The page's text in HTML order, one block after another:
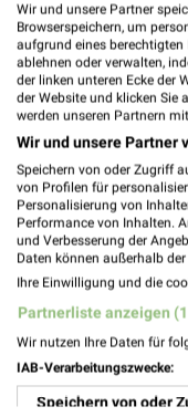
Weitere
5 Geschäfte
Wir und unsere Partner
Browserspeichern, um
aufgrund eines berechtigten
ablehnen oder verwalten,
der linken unteren Ecke der
der Website und klicken Sie
werden unseren Partnern
Wir und unsere Partner
Speichern von oder Zugriff
von Profilen für
Personalisierung von
Performance von Inhalten.
und Verbesserung der
Daten können außerhalb
Ihre Einwilligung und die
Partnerliste anzeigen
Wir nutzen Ihre Daten für
IAB-Verarbeitungszwecke:
Speichern von oder